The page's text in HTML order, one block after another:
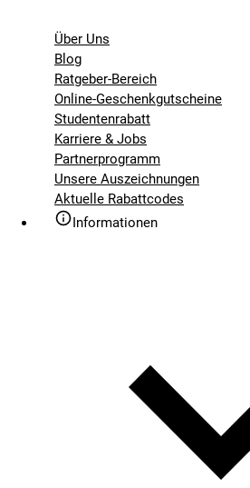
Über Uns
Blog
Ratgeber-Bereich
Online-Geschenkgutscheine
Studentenrabatt
Karriere & Jobs
Partnerprogramm
Unsere Auszeichnungen
Aktuelle Rabattcodes
Informationen